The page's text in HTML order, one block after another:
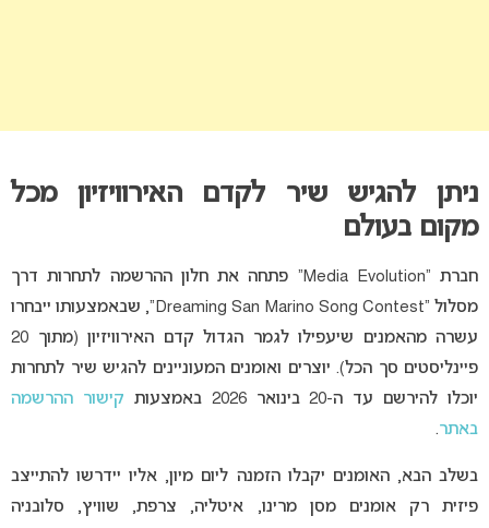
ניתן להגיש שיר לקדם האירוויזיון מכל
מקום בעולם
חברת “Media Evolution” פתחה את חלון ההרשמה לתחרות דרך
מסלול “Dreaming San Marino Song Contest”, שבאמצעותו ייבחרו
עשרה מהאמנים שיעפילו לגמר הגדול קדם האירוויזיון (מתוך 20
פיינליסטים סך הכל). יוצרים ואומנים המעוניינים להגיש שיר לתחרות
יוכלו להירשם עד ה-20 בינואר 2026 באמצעות
קישור ההרשמה
באתר.
בשלב הבא, האומנים יקבלו הזמנה ליום מיון, אליו יידרשו להתייצב
פיזית רק אומנים מסן מרינו, איטליה, צרפת, שוויץ, סלובניה